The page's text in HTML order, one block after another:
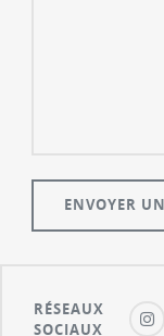
RÉSEAUX
SOCIAUX